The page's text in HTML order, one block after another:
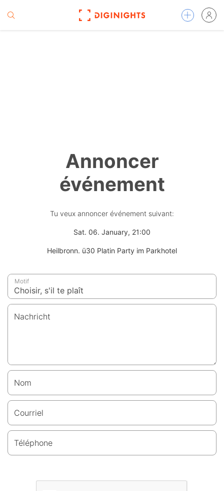
Annoncer
événement
Tu veux annoncer événement suivant:
Sat. 06. January, 21:00
Heilbronn. ü30 Platin Party im Parkhotel
Motif
Nachricht
Nom
Courriel
Téléphone